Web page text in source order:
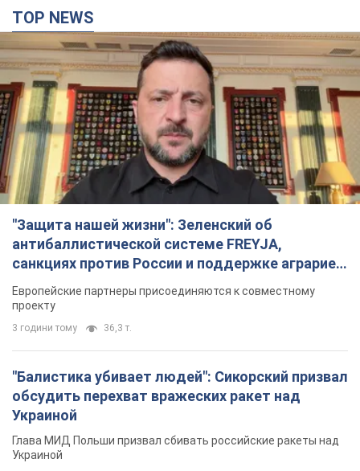
TOP NEWS
"Защита нашей жизни": Зеленский об
антибаллистической системе FREYJA,
санкциях против России и поддержке аграриев.
Видео
Европейские партнеры присоединяются к совместному
проекту
3 години тому 36,3 т.
"Балистика убивает людей": Сикорский призвал
обсудить перехват вражеских ракет над
Украиной
Глава МИД Польши призвал сбивать российские ракеты над
Украиной